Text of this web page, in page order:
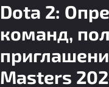
Dota 2:
команд,
Masters